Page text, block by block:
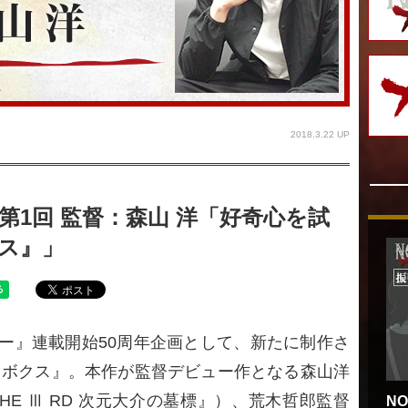
2018.3.22 UP
1回 監督：森山 洋「好奇心を試
』」
』連載開始50周年企画として、新たに制作さ
クス』。本作が監督デビュー作となる森山洋
Ⅲ RD 次元大介の墓標』）、荒木哲郎監督